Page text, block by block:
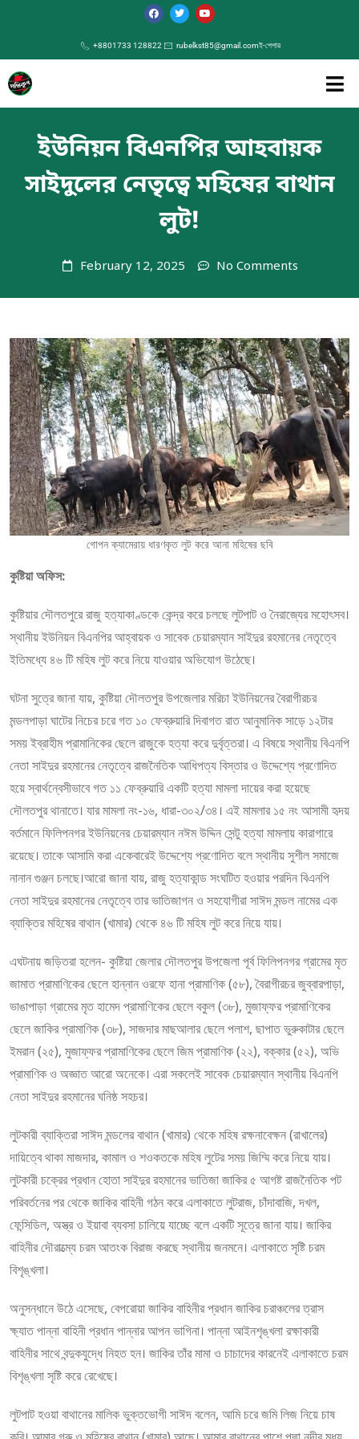
+8801733 128822 rubelkst85@gmail.comই-পেপার
ইউনিয়ন বিএনপির আহবায়ক
সাইদুলের নেতৃত্বে মহিষের বাথান
লুট!
February 12, 2025 No Comments
গোপন ক্যামেরায় ধারণকৃত লুট করে আনা মহিষের ছবি
কুষ্টিয়া অফিস:
কুষ্টিয়ার দৌলতপুরে রাজু হত্যাকাণ্ডকে কেন্দ্র করে চলছে লুটপাট ও নৈরাজ্যের মহোৎসব।
স্থানীয় ইউনিয়ন বিএনপির আহ্বায়ক ও সাবেক চেয়ারম্যান সাইদুর রহমানের নেতৃত্বে
ইতিমধ্যে ৪৬ টি মহিষ লুট করে নিয়ে যাওয়ার অভিযোগ উঠেছে।
ঘটনা সুত্রে জানা যায়, কুষ্টিয়া দৌলতপুর উপজেলার মরিচা ইউনিয়নের বৈরাগীরচর
মন্ডলপাড়া ঘাটের নিচের চরে গত ১০ ফেব্রুয়ারি দিবাগত রাত আনুমানিক সাড়ে ১২টার
সময় ইব্রাহীম প্রামানিকের ছেলে রাজুকে হত্যা করে দুর্বৃত্তরা। এ বিষয়ে স্থানীয় বিএনপি
নেতা সাইদুর রহমানের নেতৃত্বে রাজনৈতিক আধিপত্য বিস্তার ও উদ্দেশ্যে প্রণোদিত
হয়ে স্বার্থন্বেসীভাবে গত ১১ ফেব্রুয়ারি একটি হত্যা মামলা দায়ের করা হয়েছে
দৌলতপুর থানাতে। যার মামলা নং-১৬, ধারা-৩০২/৩৪। এই মামলার ১৫ নং আসামী হৃদয়
বর্তমানে ফিলিপনগর ইউনিয়নের চেয়ারম্যান নঈম উদ্দিন সেন্টু হত্যা মামলায় কারাগারে
রয়েছে। তাকে আসামি করা একেবারেই উদ্দেশ্যে প্রণোদিত বলে স্থানীয় সুশীল সমাজে
নানান গুঞ্জন চলছে।আরো জানা যায়, রাজু হত্যাকান্ড সংঘটিত হওয়ার পরদিন বিএনপি
নেতা সাইদুর রহমানের নেতৃত্বে তার ভাতিজাগন ও সহযোগীরা সাঈদ মন্ডল নামের এক
ব্যাক্তির মহিষের বাথান (খামার) থেকে ৪৬ টি মহিষ লুট করে নিয়ে যায়।
এঘটনায় জড়িতরা হলেন- কুষ্টিয়া জেলার দৌলতপুর উপজেলা পূর্ব ফিলিপনগর গ্রামের মৃত
জামাত প্রামাণিকের ছেলে হান্নান ওরফে হানা প্রামাণিক (৫৮), বৈরাগীরচর জুব্বারপাড়া,
ভাঙাপাড়া গ্রামের মৃত হামেদ প্রামাণিকের ছেলে বকুল (৩৮), মুজাফ্ফর প্রামাণিকের
ছেলে জাকির প্রামাণিক (৩৮), সাজদার মাছআলার ছেলে পলাশ, ছাপাত ভুরুকাটার ছেলে
ইমরান (২৫), মুজাফ্ফর প্রামাণিকের ছেলে জিম প্রামাণিক (২২), বক্কার (৫২), অভি
প্রামাণিক ও অজ্ঞাত আরো অনেকে। এরা সকলেই সাবেক চেয়ারম্যান স্থানীয় বিএনপি
নেতা সাইদুর রহমানের ঘনিষ্ঠ সহচর।
লুটকারী ব্যাক্তিরা সাঈদ মন্ডলের বাথান (খামার) থেকে মহিষ রক্ষনাবেক্ষন (রাখালের)
দায়িত্বে থাকা মাজদার, কামাল ও শওকতকে মহিষ লুটের সময় জিম্মি করে নিয়ে যায়।
লুটকারী চক্রের প্রধান হোতা সাইদুর রহমানের ভাতিজা জাকির ৫ আগষ্ট রাজনৈতিক পট
পরিবর্তনের পর থেকে জাকির বাহিনী গঠন করে এলাকাতে লুটরাজ, চাঁদাবাজি, দখল,
ফেন্সিডিল, অস্ত্র ও ইয়াবা ব্যবসা চালিয়ে যাচ্ছে বলে একটি সূত্রে জানা যায়। জাকির
বাহিনীর দৌরাত্ম্যে চরম আতংক বিরাজ করছে স্থানীয় জনমনে। এলাকাতে সৃষ্টি চরম
বিশৃঙ্খলা।
অনুসন্ধানে উঠে এসেছে, বেপরোয়া জাকির বাহিনীর প্রধান জাকির চরাঞ্চলের ত্রাস
ক্ষ্যাত পান্না বাহিনী প্রধান পান্নার আপন ভাগিনা। পান্না আইনশৃঙ্খলা রক্ষাকারী
বাহিনীর সাথে বন্দুকযুদ্ধে নিহত হন। জাকির তাঁর মামা ও চাচাদের কারনেই এলাকাতে চরম
বিশৃঙ্খলা সৃষ্টি করে রেখেছে।
লুটপাট হওয়া বাথানের মালিক ভুক্তভোগী সাঈদ বলেন, আমি চরে জমি লিজ নিয়ে চাষ